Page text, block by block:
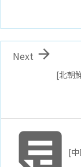
[北朝

Next
[